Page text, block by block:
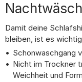
Damit deine
bleiben, ist es
Schonwaschgang
Nicht im Trockner
Weichheit und